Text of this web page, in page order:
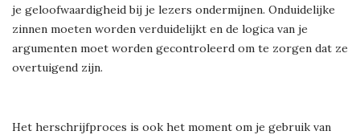
je geloofwaardigheid bij je lezers ondermijnen. Onduidelijke
zinnen moeten worden verduidelijkt en de logica van je
argumenten moet worden gecontroleerd om te zorgen dat ze
overtuigend zijn.
Het herschrijfproces is ook het moment om je gebruik van